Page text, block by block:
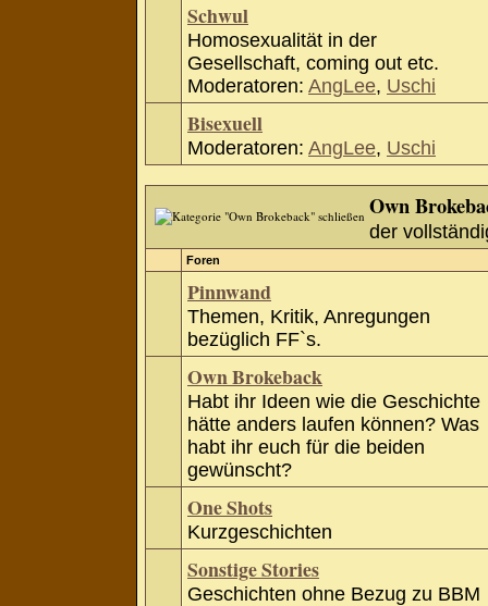
Schwul
Homosexualität in der
Gesellschaft, coming out etc.
Moderatoren: AngLee, Uschi
Bisexuell
Moderatoren: AngLee, Uschi
Own
der
Foren
Pinnwand
Themen, Kritik, Anregungen
bezüglich FF`s.
Own Brokeback
Habt ihr Ideen wie die Geschichte
hätte anders laufen können? Was
habt ihr euch für die beiden
gewünscht?
One Shots
Kurzgeschichten
Sonstige Stories
Geschichten ohne Bezug zu BBM